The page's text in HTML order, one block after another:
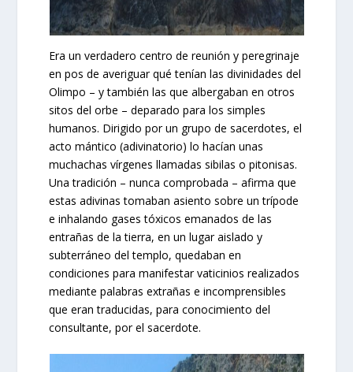
Era un verdadero centro de reunión y peregrinaje
en pos de averiguar qué tenían las divinidades del
Olimpo – y también las que albergaban en otros
sitos del orbe – deparado para los simples
humanos. Dirigido por un grupo de sacerdotes, el
acto mántico (adivinatorio) lo hacían unas
muchachas vírgenes llamadas sibilas o pitonisas.
Una tradición – nunca comprobada – afirma que
estas adivinas tomaban asiento sobre un trípode
e inhalando gases tóxicos emanados de las
entrañas de la tierra, en un lugar aislado y
subterráneo del templo, quedaban en
condiciones para manifestar vaticinios realizados
mediante palabras extrañas e incomprensibles
que eran traducidas, para conocimiento del
consultante, por el sacerdote.